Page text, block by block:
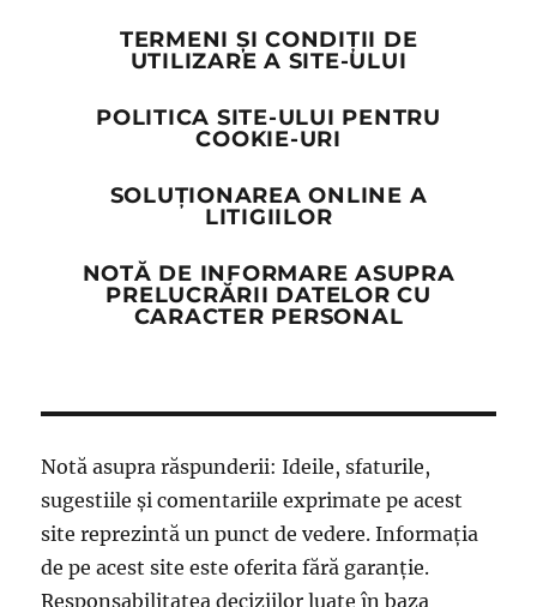
TERMENI ȘI CONDIȚII DE
UTILIZARE A SITE-ULUI
POLITICA SITE-ULUI PENTRU
COOKIE-URI
SOLUȚIONAREA ONLINE A
LITIGIILOR
NOTĂ DE INFORMARE ASUPRA
PRELUCRĂRII DATELOR CU
CARACTER PERSONAL
Notă asupra răspunderii: Ideile, sfaturile,
sugestiile și comentariile exprimate pe acest
site reprezintă un punct de vedere. Informația
de pe acest site este oferita fără garanție.
Responsabilitatea deciziilor luate în baza